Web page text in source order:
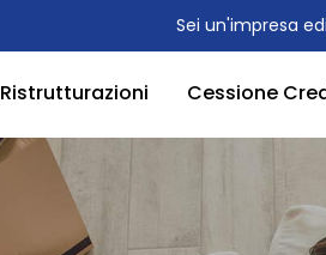
Sei un'impresa
Ristrutturazioni Cessione